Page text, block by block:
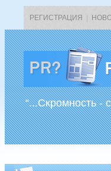
РЕГИСТРАЦИЯ
“...Скромность -